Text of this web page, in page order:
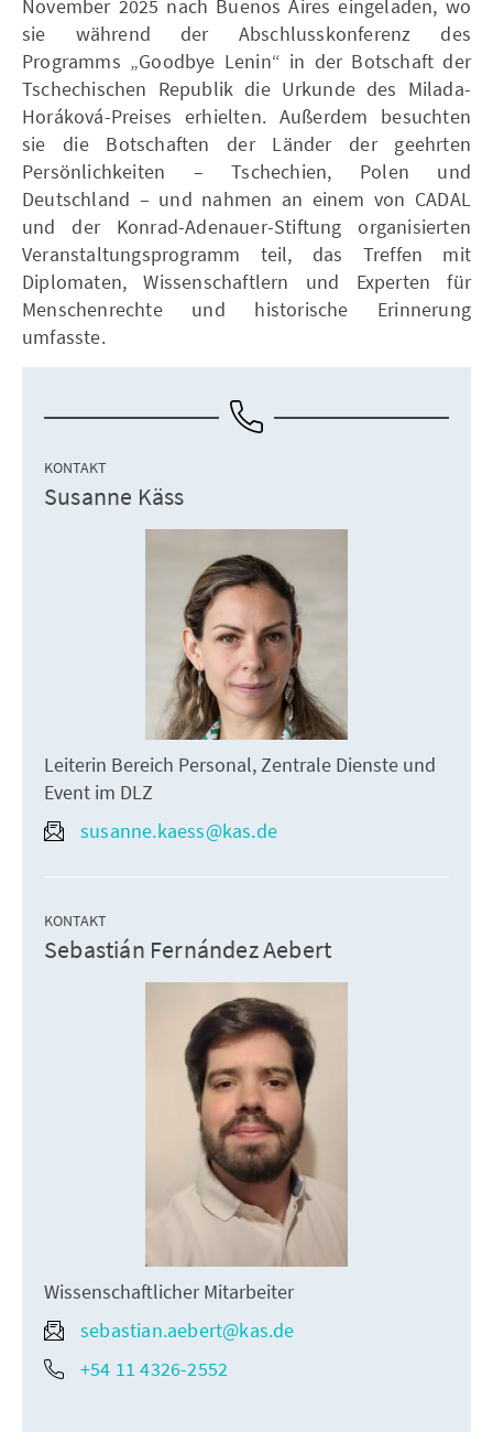
November 2025 nach Buenos Aires eingeladen, wo
sie während der Abschlusskonferenz des
Programms „Goodbye Lenin“ in der Botschaft der
Tschechischen Republik die Urkunde des Milada-
Horáková-Preises erhielten. Außerdem besuchten
sie die Botschaften der Länder der geehrten
Persönlichkeiten – Tschechien, Polen und
Deutschland – und nahmen an einem von CADAL
und der Konrad-Adenauer-Stiftung organisierten
Veranstaltungsprogramm teil, das Treffen mit
Diplomaten, Wissenschaftlern und Experten für
Menschenrechte und historische Erinnerung
umfasste.
KONTAKT
Susanne Käss
Leiterin Bereich Personal, Zentrale Dienste und
Event im DLZ
susanne.kaess@kas.de
KONTAKT
Sebastián Fernández Aebert
Wissenschaftlicher Mitarbeiter
sebastian.aebert@kas.de
+54 11 4326-2552